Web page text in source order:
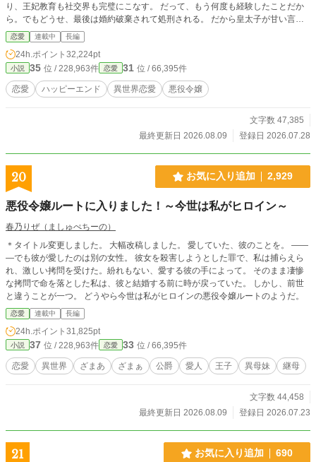
り、王妃教育も社交界も完璧にこなす。 だって、もう何度も経験したことだか
ら。でもどうせ、最後は婚約破棄されて処刑される。 だから皇太子が甘い言葉
を囁いても、「よくもまあ、そんな歯の浮く台詞が言えますね」としか思えな
い。 婚約解消してくれれば、田舎で余生を過ごせるのに――。 ところが、今回
はなぜか皇太子がヒロインではなく私ばかり追いかけてきて……？ 何度も処刑
されたせいで人生に疲れ切った悪役令嬢と、少し失敗しながらも、彼女を手放そ
うとしない皇太子が織りなす、すれ違いラブストーリー。 ----- いつも応援あり
がとうございます。 執筆に集中するため、現在一時的にコメント欄を閉じさせ
恋愛 連載中 長編
24h.ポイント 32,224pt
小説 35 位 / 228,963件 恋愛 31 位 / 66,395件
恋愛 ハッピーエンド 異世界恋愛 悪役令嬢
文字数 47,385
最終更新日 2026.08.09
登録日 2026.07.28
20 お気に入り追加 2,929
悪役令嬢ルートに入りました！～今世は私がヒロイン～
春乃りぜ（ましゅぺちーの）
＊タイトル変更しました。 大幅改稿しました。 愛していた、彼のことを。 ――
―でも彼が愛したのは別の女性。 彼女を殺害しようとした罪で、私は捕らえら
れ、激しい拷問を受けた。紛れもない、愛する彼の手によって。 そのまま凄惨
な拷問で命を落とした私は、彼と結婚する前に時が戻っていた。 しかし、前世
と違うことが一つ。 どうやら今世は私がヒロインの悪役令嬢ルートのようだ。
恋愛 連載中 長編
24h.ポイント 31,825pt
小説 37 位 / 228,963件 恋愛 33 位 / 66,395件
恋愛 異世界 ざまあ ざまぁ 公爵 愛人 王子 異母妹 継母
文字数 44,458
最終更新日 2026.08.09
登録日 2026.07.23
21 お気に入り追加 690